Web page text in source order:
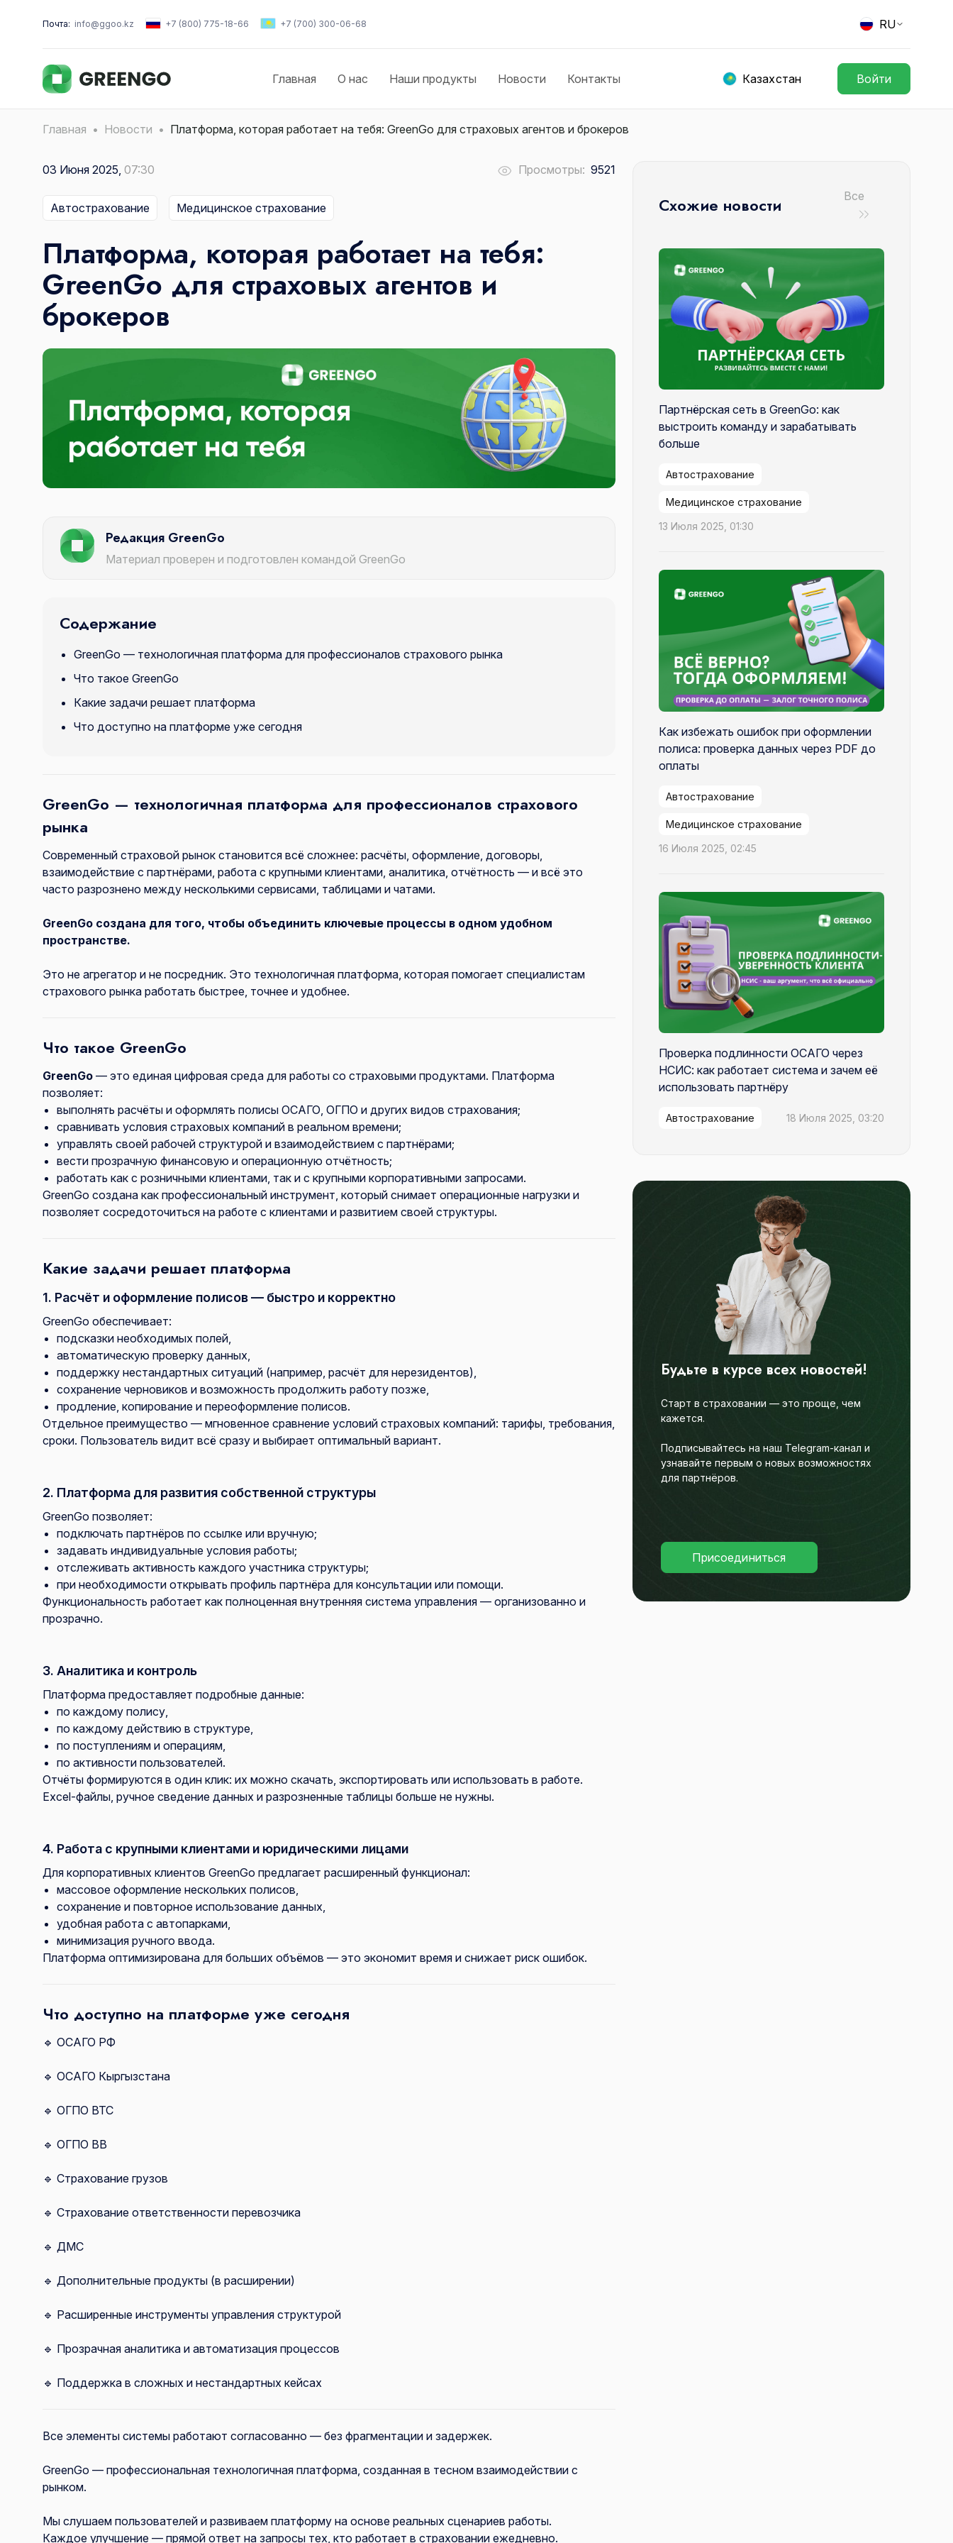
Почта: info@ggoo.kz +7 (800) 775-18-66 +7 (700) 300-06-68 RU
Главная О нас Наши продукты Новости Контакты Казахстан Войти
Главная Новости Платформа, которая работает на тебя: GreenGo для страховых агентов и брокеров
03 Июня 2025, 07:30 Просмотры: 9521
Автострахование Медицинское страхование
Платформа, которая работает на тебя:
GreenGo для страховых агентов и
брокеров
Редакция GreenGo
Материал проверен и подготовлен командой GreenGo
Содержание
GreenGo — технологичная платформа для профессионалов страхового рынка
Что такое GreenGo
Какие задачи решает платформа
Что доступно на платформе уже сегодня
GreenGo — технологичная платформа для профессионалов страхового
рынка
Современный страховой рынок становится всё сложнее: расчёты, оформление, договоры,
взаимодействие с партнёрами, работа с крупными клиентами, аналитика, отчётность — и всё это
часто разрознено между несколькими сервисами, таблицами и чатами.
GreenGo создана для того, чтобы объединить ключевые процессы в одном удобном
пространстве.
Это не агрегатор и не посредник. Это технологичная платформа, которая помогает специалистам
страхового рынка работать быстрее, точнее и удобнее.
Что такое GreenGo
GreenGo — это единая цифровая среда для работы со страховыми продуктами. Платформа
позволяет:
выполнять расчёты и оформлять полисы ОСАГО, ОГПО и других видов страхования;
сравнивать условия страховых компаний в реальном времени;
управлять своей рабочей структурой и взаимодействием с партнёрами;
вести прозрачную финансовую и операционную отчётность;
работать как с розничными клиентами, так и с крупными корпоративными запросами.
GreenGo создана как профессиональный инструмент, который снимает операционные нагрузки и
позволяет сосредоточиться на работе с клиентами и развитием своей структуры.
Какие задачи решает платформа
1. Расчёт и оформление полисов — быстро и корректно
GreenGo обеспечивает:
подсказки необходимых полей,
автоматическую проверку данных,
поддержку нестандартных ситуаций (например, расчёт для нерезидентов),
сохранение черновиков и возможность продолжить работу позже,
продление, копирование и переоформление полисов.
Отдельное преимущество — мгновенное сравнение условий страховых компаний: тарифы, требования,
сроки. Пользователь видит всё сразу и выбирает оптимальный вариант.
2. Платформа для развития собственной структуры
GreenGo позволяет:
подключать партнёров по ссылке или вручную;
задавать индивидуальные условия работы;
отслеживать активность каждого участника структуры;
при необходимости открывать профиль партнёра для консультации или помощи.
Функциональность работает как полноценная внутренняя система управления — организованно и
прозрачно.
3. Аналитика и контроль
Платформа предоставляет подробные данные:
по каждому полису,
по каждому действию в структуре,
по поступлениям и операциям,
по активности пользователей.
Отчёты формируются в один клик: их можно скачать, экспортировать или использовать в работе.
Excel-файлы, ручное сведение данных и разрозненные таблицы больше не нужны.
4. Работа с крупными клиентами и юридическими лицами
Для корпоративных клиентов GreenGo предлагает расширенный функционал:
массовое оформление нескольких полисов,
сохранение и повторное использование данных,
удобная работа с автопарками,
минимизация ручного ввода.
Платформа оптимизирована для больших объёмов — это экономит время и снижает риск ошибок.
Что доступно на платформе уже сегодня
🔹 ОСАГО РФ
🔹 ОСАГО Кыргызстана
🔹 ОГПО ВТС
🔹 ОГПО ВВ
🔹 Страхование грузов
🔹 Страхование ответственности перевозчика
🔹 ДМС
🔹 Дополнительные продукты (в расширении)
🔹 Расширенные инструменты управления структурой
🔹 Прозрачная аналитика и автоматизация процессов
🔹 Поддержка в сложных и нестандартных кейсах
Все элементы системы работают согласованно — без фрагментации и задержек.
GreenGo — профессиональная технологичная платформа, созданная в тесном взаимодействии с
рынком.
Мы слушаем пользователей и развиваем платформу на основе реальных сценариев работы.
Каждое улучшение — прямой ответ на запросы тех, кто работает в страховании ежедневно.
Схожие новости Все
Партнёрская сеть в GreenGo: как
выстроить команду и зарабатывать
больше
Автострахование
Медицинское страхование
13 Июля 2025, 01:30
Как избежать ошибок при оформлении
полиса: проверка данных через PDF до
оплаты
Автострахование
Медицинское страхование
16 Июля 2025, 02:45
Проверка подлинности ОСАГО через
НСИС: как работает система и зачем её
использовать партнёру
Автострахование 18 Июля 2025, 03:20
Будьте в курсе всех новостей!
Старт в страховании — это проще, чем
кажется.
Подписывайтесь на наш Telegram-канал и
узнавайте первым о новых возможностях
для партнёров.
Присоединиться